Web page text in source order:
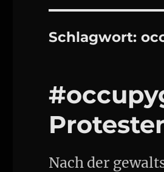
Schlagwort:
Nach der